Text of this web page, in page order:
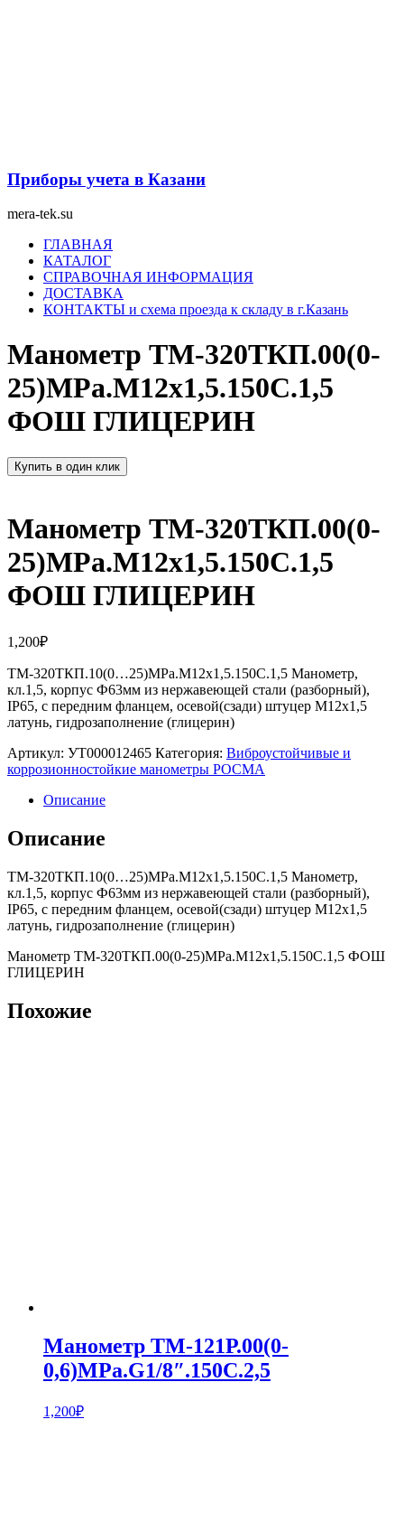
Приборы учета в Казани
mera-tek.su
МенюГЛАВНАЯ
КАТАЛОГ
СПРАВОЧНАЯ ИНФОРМАЦИЯ
ДОСТАВКА
КОНТАКТЫ и схема проезда к складу в г.Казань
Манометр ТМ-320ТКП.00(0-
25)MPa.М12х1,5.150С.1,5
ФОШ ГЛИЦЕРИН
Купить в один клик
Манометр ТМ-320ТКП.00(0-
25)MPa.М12х1,5.150С.1,5
ФОШ ГЛИЦЕРИН
1,200₽
ТМ-320ТКП.10(0…25)MPa.М12х1,5.150С.1,5 Манометр,
кл.1,5, корпус Ф63мм из нержавеющей стали (разборный),
IP65, с передним фланцем, осевой(сзади) штуцер М12х1,5
латунь, гидрозаполнение (глицерин)
Артикул: УТ000012465 Категория: Виброустойчивые и
коррозионностойкие манометры РОСМА
Описание
Описание
ТМ-320ТКП.10(0…25)MPa.М12х1,5.150С.1,5 Манометр,
кл.1,5, корпус Ф63мм из нержавеющей стали (разборный),
IP65, с передним фланцем, осевой(сзади) штуцер М12х1,5
латунь, гидрозаполнение (глицерин)
Манометр ТМ-320ТКП.00(0-25)MPa.М12х1,5.150С.1,5 ФОШ
ГЛИЦЕРИН
Похожие
Манометр ТМ-121Р.00(0-
0,6)MPa.G1/8″.150С.2,5
1,200₽